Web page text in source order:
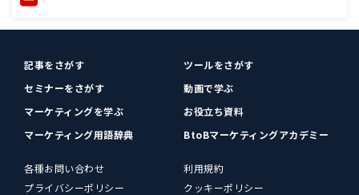
記事をさがす
ツールをさがす
セミナーをさがす
動画で学ぶ
マーケティングを学ぶ
お役立ち資料
マーケティング用語辞典
BtoBマーケティングアカデミー
各種お問い合わせ
利用規約
プライバシーポリシー
クッキーポリシー